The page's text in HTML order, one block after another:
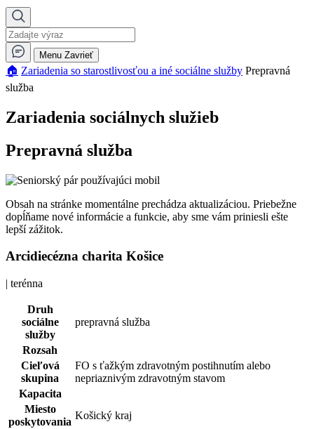
Menu Zavrieť
🏠︎ Zariadenia so starostlivosťou a iné sociálne služby Prepravná
služba
Zariadenia sociálnych služieb
Prepravná služba
Obsah na stránke momentálne prechádza aktualizáciou. Priebežne
dopĺňame nové informácie a funkcie, aby sme vám priniesli ešte
lepší zážitok.
Arcidiecézna charita Košice
| terénna
Druh
sociálne
služby
prepravná služba
Rozsah
Cieľová
skupina
FO s ťažkým zdravotným postihnutím alebo
nepriaznivým zdravotným stavom
Kapacita
Miesto
poskytovania
Košický kraj